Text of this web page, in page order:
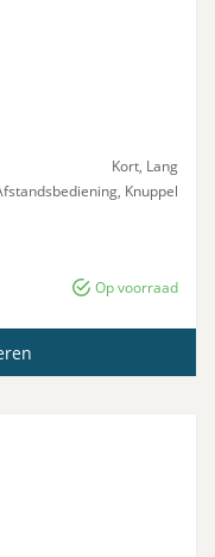
Kort, Lang
Knuppel
Op voorraad